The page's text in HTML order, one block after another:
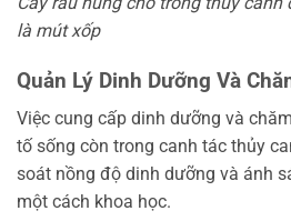
là mút xốp
Quản Lý Dinh Dưỡng Và
Việc cung cấp dinh dưỡng và
tố sống còn trong canh tác thủy
soát nồng độ dinh dưỡng và ánh
một cách khoa học.